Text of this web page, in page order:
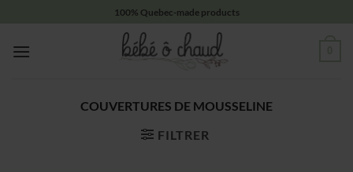
contenu
100% Quebec-made products
COUVERTURES DE MOUSSELINE
FILTRER